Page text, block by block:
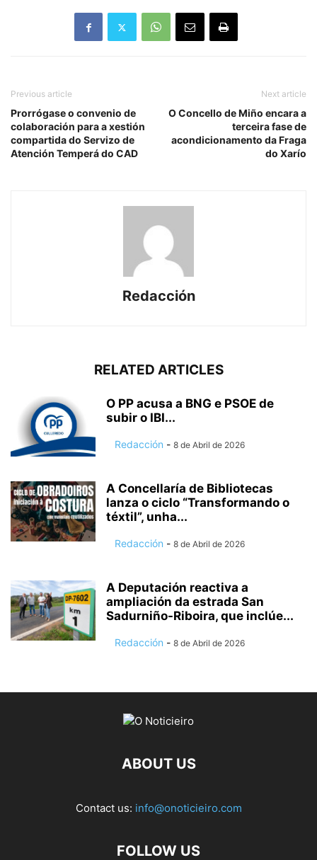
Previous article
Prorrógase o convenio de
colaboración para a xestión
compartida do Servizo de
Atención Temperá do CAD
Next article
O Concello de Miño encara a
terceira fase de
acondicionamento da Fraga
do Xarío
Redacción
RELATED ARTICLES
O PP acusa a BNG e PSOE de
subir o IBI...
Redacción - 8 de Abril de 2026
A Concellaría de Bibliotecas
lanza o ciclo “Transformando o
téxtil”, unha...
Redacción - 8 de Abril de 2026
A Deputación reactiva a
ampliación da estrada San
Sadurniño-Riboira, que inclúe...
Redacción - 8 de Abril de 2026
ABOUT US
Contact us: info@onoticieiro.com
FOLLOW US